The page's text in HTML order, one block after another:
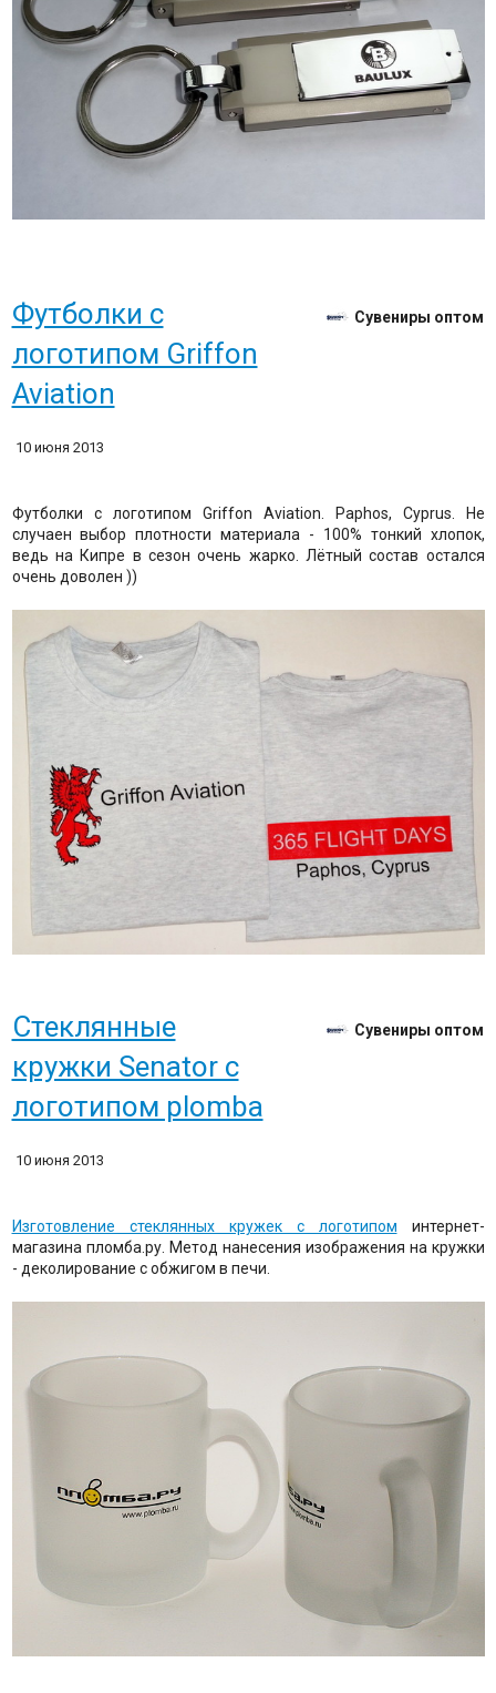
Футболки с
логотипом Griffon
Aviation
Сувениры оптом
10 июня 2013
Футболки с логотипом Griffon Aviation. Paphos, Cyprus. Не
случаен выбор плотности материала - 100% тонкий хлопок,
ведь на Кипре в сезон очень жарко. Лётный состав остался
очень доволен ))
Стеклянные
кружки Senator c
логотипом plomba
Сувениры оптом
10 июня 2013
Изготовление стеклянных кружек с логотипом интернет-
магазина пломба.ру. Метод нанесения изображения на кружки
- деколирование с обжигом в печи.